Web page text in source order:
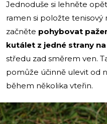
Jednoduše si lehněte
ramen si položte tenisový
začněte pohybovat
kutálet z jedné strany
středu zad směrem ven.
pomůže účinně ulevit od
během několika vteřin.